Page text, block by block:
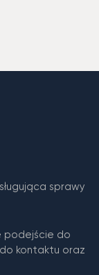
sprawy
podejście do
kontaktu oraz